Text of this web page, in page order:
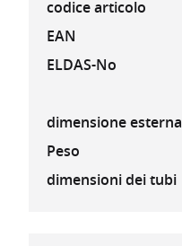
codice articolo
EAN
ELDAS-No
dimensione esterna
Peso
dimensioni dei tubi